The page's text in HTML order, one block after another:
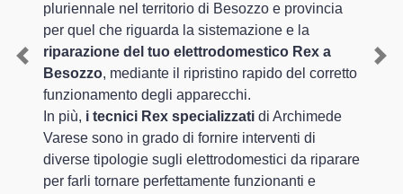
pluriennale nel territorio di Besozzo e provincia
per quel che riguarda la sistemazione e la
riparazione del tuo elettrodomestico Rex a
Besozzo, mediante il ripristino rapido del corretto
funzionamento degli apparecchi.
In più, i tecnici Rex specializzati di Archimede
Varese sono in grado di fornire interventi di
diverse tipologie sugli elettrodomestici da riparare
per farli tornare perfettamente funzionanti e
Previous